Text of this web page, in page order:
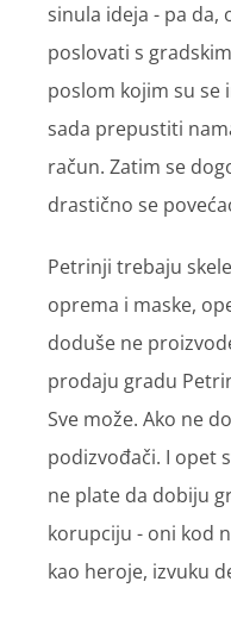
sinula ideja - pa da,
poslovati s
poslom kojim su se
sada prepustiti
račun. Zatim se
drastično se
Petrinji trebaju
oprema i maske,
doduše ne
prodaju gradu
Sve može. Ako ne
podizvođači. I opet
ne plate da dobiju
korupciju - oni kod
kao heroje, izvuku